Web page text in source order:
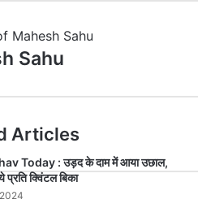
Sahu
Articles
Today : उड़द के दाम में आया उछाल,
क्विंटल बिका